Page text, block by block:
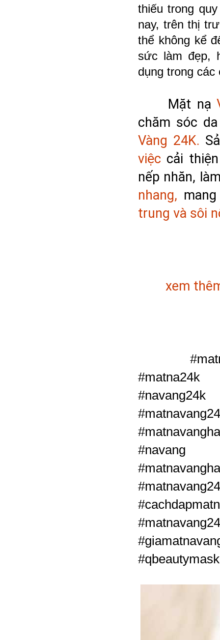
thiếu trong
nay, trên thị
thể không kể
sức làm đẹp,
dụng trong
Mặt nạ
chăm sóc
Vàng 24K.
việc cải
nếp nhăn,
nhang,
trung và sôi
xem
#matna24k
#navang
#qbeautymask